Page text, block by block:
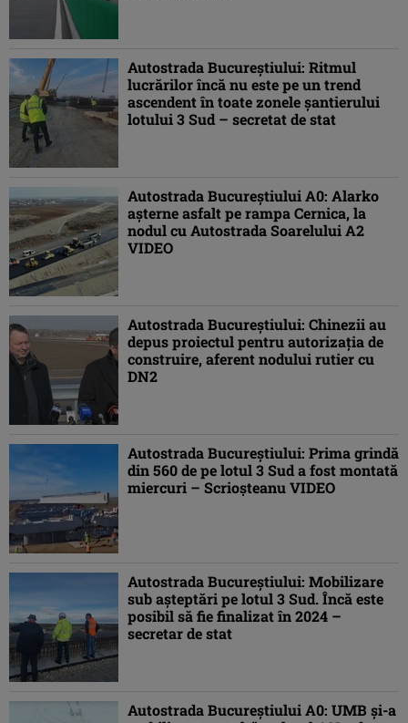
Autostrada Bucureștiului: Ritmul
lucrărilor încă nu este pe un trend
ascendent în toate zonele șantierului
lotului 3 Sud – secretat de stat
Autostrada Bucureștiului A0: Alarko
așterne asfalt pe rampa Cernica, la
nodul cu Autostrada Soarelului A2
VIDEO
Autostrada Bucureștiului: Chinezii au
depus proiectul pentru autorizația de
construire, aferent nodului rutier cu
DN2
Autostrada Bucureștiului: Prima grindă
din 560 de pe lotul 3 Sud a fost montată
miercuri – Scrioșteanu VIDEO
Autostrada Bucureștiului: Mobilizare
sub așteptări pe lotul 3 Sud. Încă este
posibil să fie finalizat în 2024 –
secretar de stat
Autostrada Bucureștiului A0: UMB și-a